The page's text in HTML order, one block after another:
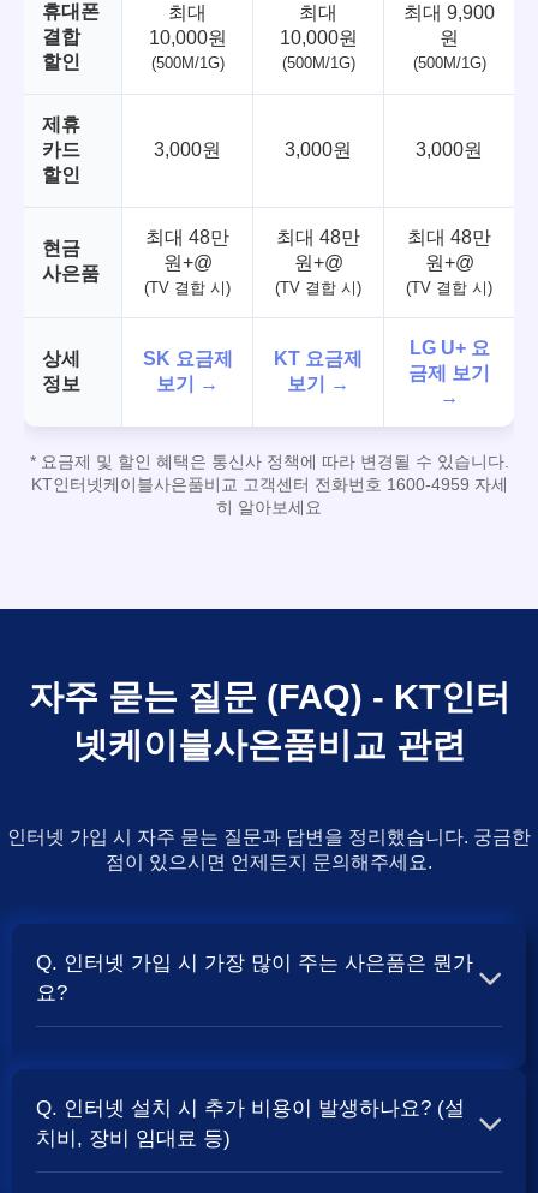
휴대폰
결합
할인
최대
10,000원
(500M/1G)
최대
10,000원
(500M/1G)
최대 9,900
원
(500M/1G)
제휴
카드
할인
3,000원 3,000원 3,000원
현금
사은품
최대 48만
원+@
(TV 결합 시)
최대 48만
원+@
(TV 결합 시)
최대 48만
원+@
(TV 결합 시)
상세
정보
SK 요금제
보기 →
KT 요금제
보기 →
LG U+ 요
금제 보기
→
* 요금제 및 할인 혜택은 통신사 정책에 따라 변경될 수 있습니다.
KT인터넷케이블사은품비교 고객센터 전화번호 1600-4959 자세
히 알아보세요
자주 묻는 질문 (FAQ) - KT인터
넷케이블사은품비교 관련
인터넷 가입 시 자주 묻는 질문과 답변을 정리했습니다. 궁금한
점이 있으시면 언제든지 문의해주세요.
Q. 인터넷 가입 시 가장 많이 주는 사은품은 뭔가
요?
보통 500Mbps 또는 1Gbps 인터넷을 TV와 결합하여 가입
할 때 현금 사은품및 상품권 혜택이 더 크게 지급되는 경향
Q. 인터넷 설치 시 추가 비용이 발생하나요? (설
치비, 장비 임대료 등)